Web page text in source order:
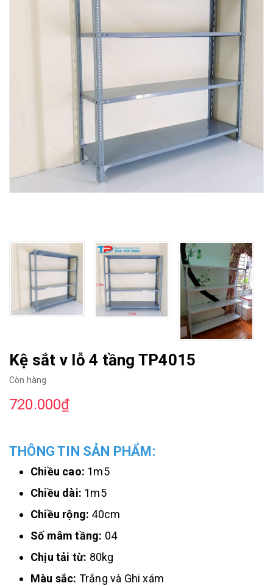
Kệ sắt v lỗ 4 tầng TP4015
Còn hàng
720.000₫
THÔNG TIN SẢN PHẨM:
Chiều cao: 1m5
Chiều dài: 1m5
Chiều rộng: 40cm
Số mâm tầng: 04
Chịu tải từ: 80kg
Màu sắc: Trắng và Ghi xám